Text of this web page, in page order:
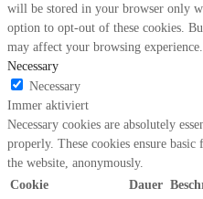
will be stored in your browser only
option to opt-out of these cookies.
may affect your browsing experience.
Necessary
Necessary
Immer aktiviert
Necessary cookies are absolutely
properly. These cookies ensure
the website, anonymously.
Cookie
Dauer